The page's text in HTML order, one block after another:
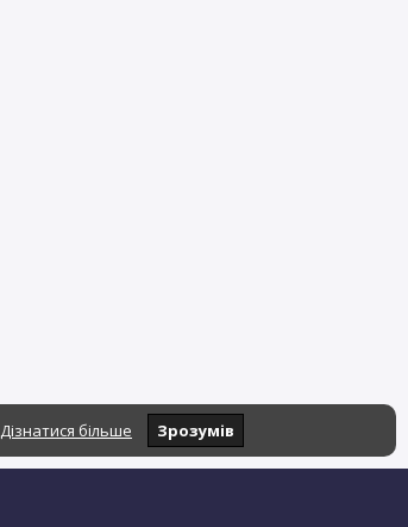
Дізнатися більше Зрозумів